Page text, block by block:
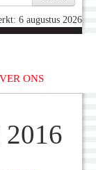
6 augustus 2026
ONS